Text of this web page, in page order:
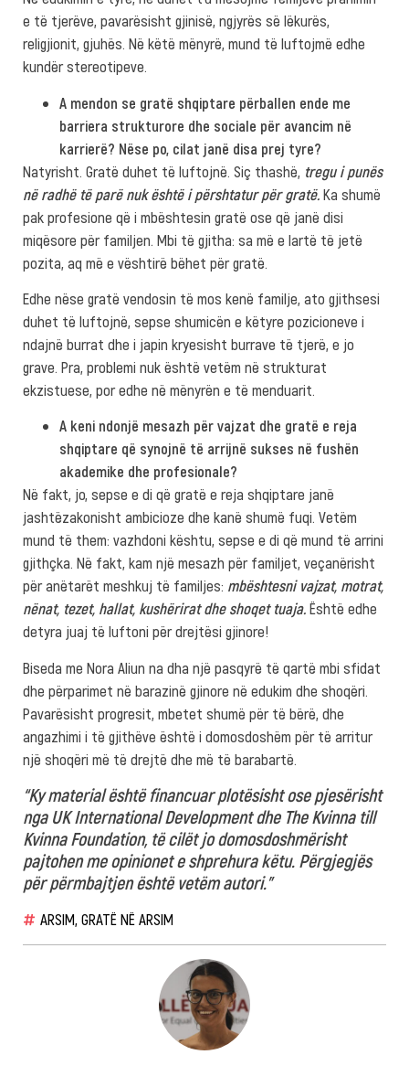
e të tjerëve, pavarësisht gjinisë, ngjyrës së lëkurës,
religjionit, gjuhës. Në këtë mënyrë, mund të luftojmë edhe
kundër stereotipeve.
A mendon se gratë shqiptare përballen ende me
barriera strukturore dhe sociale për avancim në
karrierë? Nëse po, cilat janë disa prej tyre?
Natyrisht. Gratë duhet të luftojnë. Siç thashë, tregu i punës
në radhë të parë nuk është i përshtatur për gratë. Ka shumë
pak profesione që i mbështesin gratë ose që janë disi
miqësore për familjen. Mbi të gjitha: sa më e lartë të jetë
pozita, aq më e vështirë bëhet për gratë.
Edhe nëse gratë vendosin të mos kenë familje, ato gjithsesi
duhet të luftojnë, sepse shumicën e këtyre pozicioneve i
ndajnë burrat dhe i japin kryesisht burrave të tjerë, e jo
grave. Pra, problemi nuk është vetëm në strukturat
ekzistuese, por edhe në mënyrën e të menduarit.
A keni ndonjë mesazh për vajzat dhe gratë e reja
shqiptare që synojnë të arrijnë sukses në fushën
akademike dhe profesionale?
Në fakt, jo, sepse e di që gratë e reja shqiptare janë
jashtëzakonisht ambicioze dhe kanë shumë fuqi. Vetëm
mund të them: vazhdoni kështu, sepse e di që mund të arrini
gjithçka. Në fakt, kam një mesazh për familjet, veçanërisht
për anëtarët meshkuj të familjes: mbështesni vajzat, motrat,
nënat, tezet, hallat, kushërirat dhe shoqet tuaja. Është edhe
detyra juaj të luftoni për drejtësi gjinore!
Biseda me Nora Aliun na dha një pasqyrë të qartë mbi sfidat
dhe përparimet në barazinë gjinore në edukim dhe shoqëri.
Pavarësisht progresit, mbetet shumë për të bërë, dhe
angazhimi i të gjithëve është i domosdoshëm për të arritur
një shoqëri më të drejtë dhe më të barabartë.
“Ky material është financuar plotësisht ose pjesërisht
nga UK International Development dhe The Kvinna till
Kvinna Foundation, të cilët jo domosdoshmërisht
pajtohen me opinionet e shprehura këtu. Përgjegjës
për përmbajtjen është vetëm autori.”
ARSIM, GRATË NË ARSIM